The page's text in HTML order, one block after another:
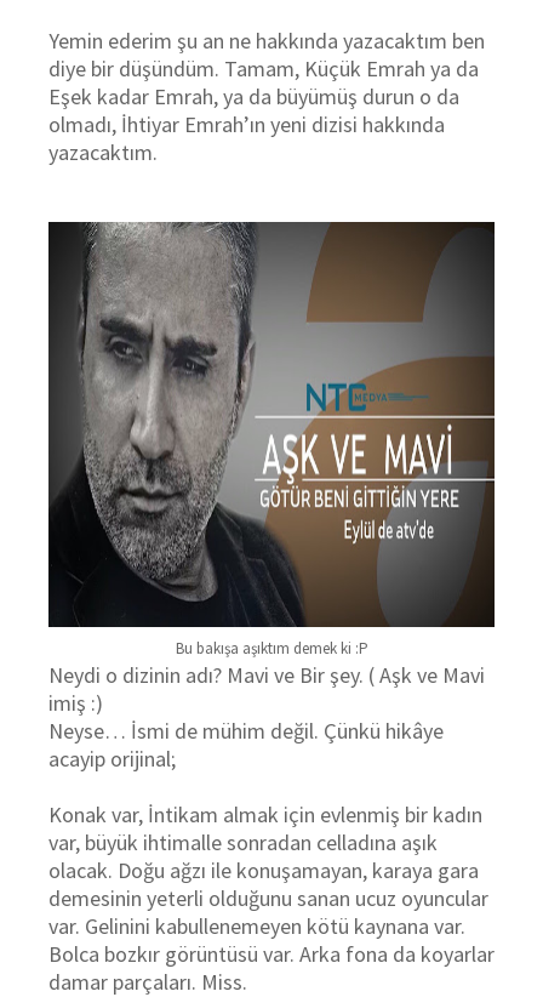
Yemin ederim şu an ne hakkında yazacaktım ben
diye bir düşündüm. Tamam, Küçük Emrah ya da
Eşek kadar Emrah, ya da büyümüş durun o da
olmadı, İhtiyar Emrah’ın yeni dizisi hakkında
yazacaktım.
Bu bakışa aşıktım demek ki :P
Neydi o dizinin adı? Mavi ve Bir şey. ( Aşk ve Mavi
imiş :)
Neyse… İsmi de mühim değil. Çünkü hikâye
acayip orijinal;
Konak var, İntikam almak için evlenmiş bir kadın
var, büyük ihtimalle sonradan celladına aşık
olacak. Doğu ağzı ile konuşamayan, karaya gara
demesinin yeterli olduğunu sanan ucuz oyuncular
var. Gelinini kabullenemeyen kötü kaynana var.
Bolca bozkır görüntüsü var. Arka fona da koyarlar
damar parçaları. Miss.